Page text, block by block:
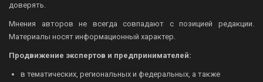
доверять.
Мнения авторов не всегда совпадают с позицией редакции.
Материалы носят информационный характер.
Продвижение экспертов и предпринимателей:
в тематических, региональных и федеральных, а также